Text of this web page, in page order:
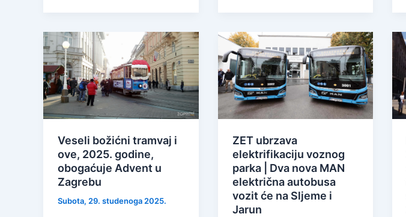
Veseli božićni tramvaj i
ove, 2025. godine,
obogaćuje Advent u
Zagrebu
Subota, 29. studenoga 2025.
ZET ubrzava
elektrifikaciju voznog
parka | Dva nova MAN
električna autobusa
vozit će na Sljeme i
Jarun